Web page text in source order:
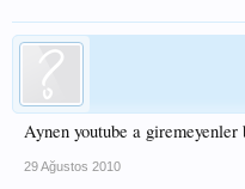
Aynen youtube a giremeyenler
29 Ağustos 2010